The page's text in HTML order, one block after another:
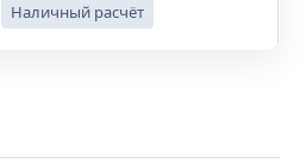
Наличный расчёт